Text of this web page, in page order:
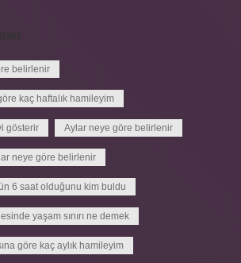
belirlenir
kaç haftalık hamileyim
gösterir Aylar neye göre belirlenir
neye göre belirlenir
6 saat olduğunu kim buldu
yaşam sınırı ne demek
göre kaç aylık hamileyim